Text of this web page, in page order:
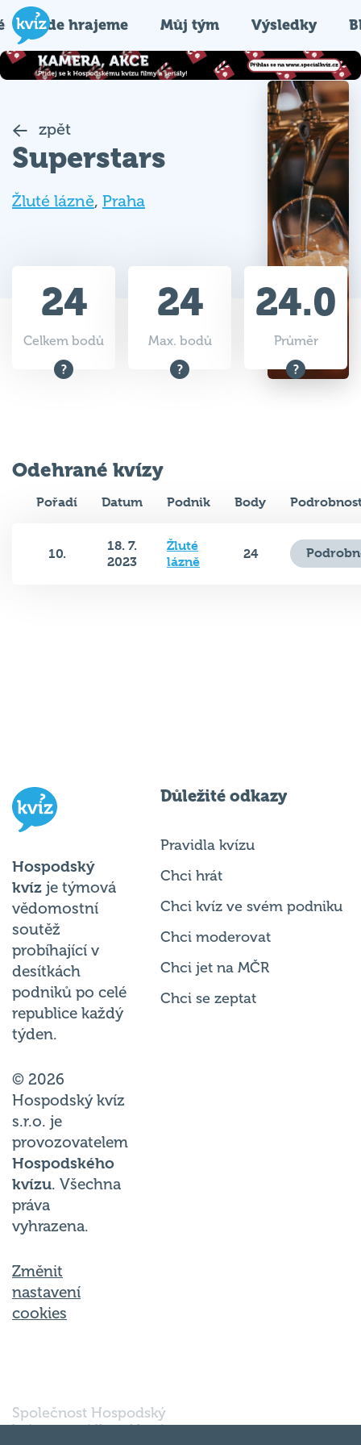
Kde hrajeme Můj tým Výsledky
zpět
Superstars
Žluté lázně, Praha
24
Celkem bodů
24
Max. bodů
24.0
Průměr
Odehrané kvízy
Pořadí Datum Podnik Body
10.
18. 7.
2023
Žluté
lázně
24
Hospodský
kvíz je týmová
vědomostní
soutěž
probíhající v
desítkách
podniků po celé
republice každý
týden.
© 2026
Hospodský kvíz
s.r.o. je
provozovatelem
Hospodského
kvízu. Všechna
práva
vyhrazena.
Změnit
nastavení
cookies
Důležité odkazy
Pravidla kvízu
Chci hrát
Chci kvíz ve svém podniku
Chci moderovat
Chci jet na MČR
Chci se zeptat
Společnost Hospodský
kvíz s.r.o., sídlem Nové